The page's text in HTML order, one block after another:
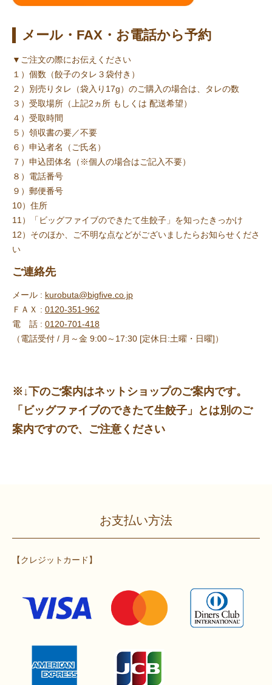
メール・FAX・お電話から予約
▼ご注文の際にお伝えください
１）個数（餃子のタレ３袋付き）
２）別売りタレ（袋入り17g）のご購入の場合は、タレの数
３）受取場所（上記2ヵ所 もしくは 配送希望）
４）受取時間
５）領収書の要／不要
６）申込者名（ご氏名）
７）申込団体名（※個人の場合はご記入不要）
８）電話番号
９）郵便番号
10）住所
11）「ビッグファイブのできたて生餃子」を知ったきっかけ
12）そのほか、ご不明な点などがございましたらお知らせくださ
い
ご連絡先
メール : kurobuta@bigfive.co.jp
ＦＡＸ : 0120-351-962
電 話 : 0120-701-418
（電話受付 / 月～金 9:00～17:30 [定休日:土曜・日曜]）
※↓下のご案内はネットショップのご案内です。
「ビッグファイブのできたて生餃子」とは別のご
案内ですので、ご注意ください
お支払い方法
【クレジットカード】